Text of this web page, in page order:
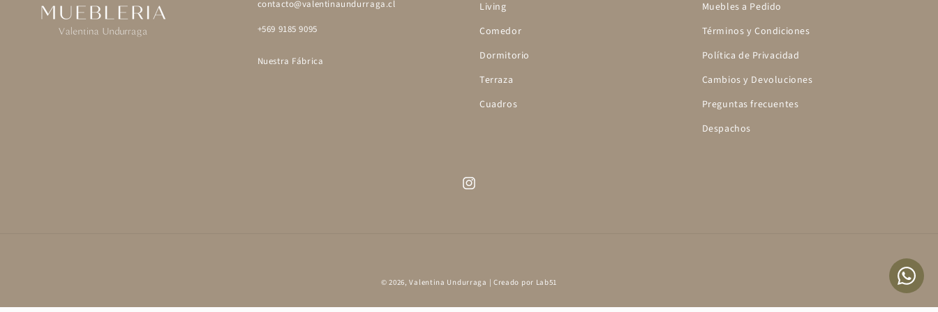
contacto@valentinaundurraga.cl
+569 9185 9095
Nuestra Fábrica
Living
Comedor
Dormitorio
Terraza
Cuadros
Muebles a Pedido
Términos y Condiciones
Política de Privacidad
Cambios y Devoluciones
Preguntas frecuentes
Despachos
Instagram
© 2026,Valentina Undurraga | Creado por Lab51